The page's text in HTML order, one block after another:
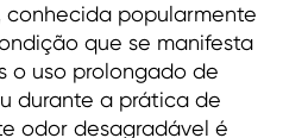
conhecida popularmente
que se manifesta
o uso prolongado de
durante a prática de
odor desagradável é